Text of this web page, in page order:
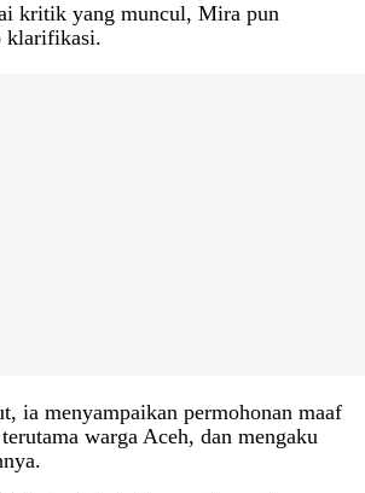
kritik yang muncul, Mira pun
klarifikasi.
ia menyampaikan permohonan maaf
warga Aceh, dan mengaku